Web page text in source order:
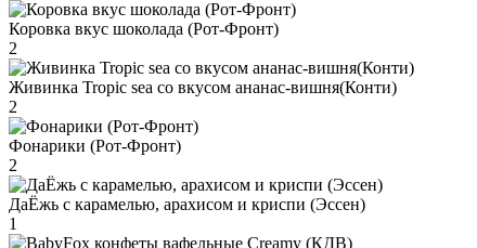
Коровка вкус шоколада (Рот-Фронт)
2
Живинка Tropic sea со вкусом ананас-вишня(Конти)
2
Фонарики (Рот-Фронт)
2
ДаЁжь с карамелью, арахисом и криспи (Эссен)
1